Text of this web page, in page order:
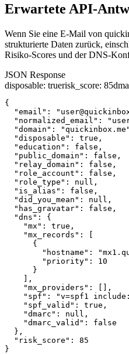
Erwartete API-
Wenn Sie eine E-Mail von
strukturierte Daten zurück,
Risiko-Scores und der DNS-
JSON Response
disposable: truerisk_score: 85
{
"email":
"normalized_email":
"domain":
  "disposable": true,
  "education": false,
  "public_domain": false,
  "relay_domain": false,
  "role_account": false,
  "role_type": null,
  "is_alias": false,
  "did_you_mean": null,
  "has_gravatar": false,
  "dns": {
    "mx": true,
    "mx_records": [
      {
"hostname":
        "priority": 10
      }
    ],
    "mx_providers": [],
"spf": "v=spf1
    "spf_valid": true,
    "dmarc": null,
    "dmarc_valid": false
  },
  "risk_score": 85
}